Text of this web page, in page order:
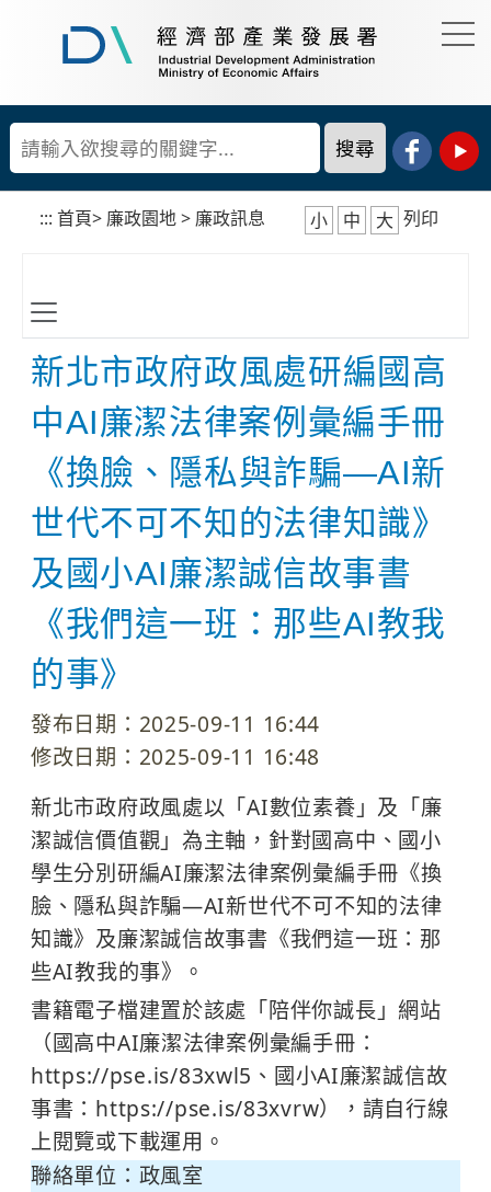
到
主
要
內
容
塊
濟
部
業
發
展
署
::: 首頁> 廉政園地> 廉政訊息 小 中 大 列印
新北市政府政風處研編國高
中AI廉潔法律案例彙編手冊
《換臉、隱私與詐騙—AI新
世代不可不知的法律知識》
及國小AI廉潔誠信故事書
《我們這一班：那些AI教我
的事》
發布日期：2025-09-11 16:44
修改日期：2025-09-11 16:48
新北市政府政風處以「AI數位素養」及「廉
潔誠信價值觀」為主軸，針對國高中、國小
學生分別研編AI廉潔法律案例彙編手冊《換
臉、隱私與詐騙—AI新世代不可不知的法律
知識》及廉潔誠信故事書《我們這一班：那
些AI教我的事》。
書籍電子檔建置於該處「陪伴你誠長」網站
（國高中AI廉潔法律案例彙編手冊：
https://pse.is/83xwl5、國小AI廉潔誠信故
事書：https://pse.is/83xvrw），請自行線
上閱覽或下載運用。
聯絡單位：政風室